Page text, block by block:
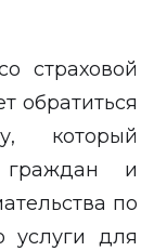
страховой
обратиться
который
граждан и
по
услуги для